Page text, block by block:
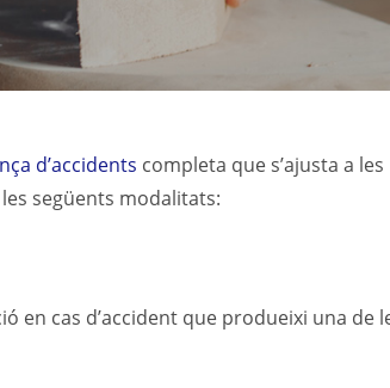
d’accidents completa que s’ajusta a
següents modalitats:
en cas d’accident que produeixi una de